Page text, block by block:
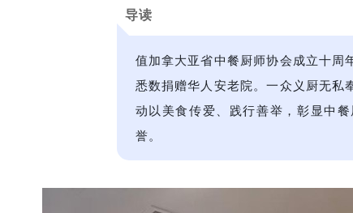
导读
值加拿大亚省中餐厨师协会成立十周
悉数捐赠华人安老院。一众义厨无私
动以美食传爱、践行善举，彰显中
誉。